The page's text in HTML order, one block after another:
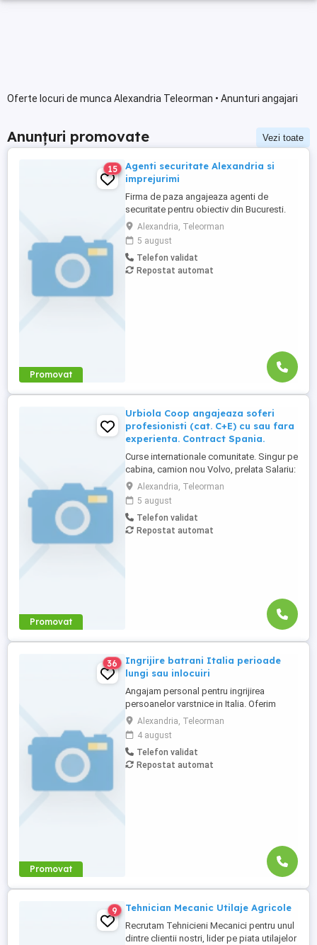
Oferte locuri de munca Alexandria Teleorman • Anunturi angajari
Anunțuri promovate Vezi toate
Promovat
15
Agenti securitate Alexandria si
imprejurimi
Firma de paza angajeaza agenti de
securitate pentru obiectiv din Bucuresti.
Se ofera transport gratuit,program de
lucru in ture (24 48), salarizare 3400 lei net.
Mai multe detalii la telefon 0748199453.
Alexandria, Teleorman
5 august
Telefon validat
Repostat automat
Promovat
Urbiola Coop angajeaza soferi
profesionisti (cat. C+E) cu sau fara
experienta. Contract Spania.
Curse internationale comunitate. Singur pe
cabina, camion nou Volvo, prelata Salariu:
2700 luna net 12.000 km (garantat) Prima
0,06 camion km extra peste 12000 km; +
100 prima la angajare pt. ADR; + 300 prima
pentru 6 luni lucrate; + 300 prima pentru 9
luni lucrate; + 300 prima pentru 12 luni
Alexandria, Teleorman
5 august
Telefon validat
Repostat automat
Promovat
36
Ingrijire batrani Italia perioade
lungi sau inlocuiri
Angajam personal pentru ingrijirea
persoanelor varstnice in Italia. Oferim
stabilitate si sprijin pe toata perioada
contractului. Nu percepem nicio taxa in
Romania sau Italia! Cunostinte medii de
limba italiana! Experienta si recomandarile
constituie avantaj!
Alexandria, Teleorman
4 august
Telefon validat
Repostat automat
9 Tehnician Mecanic Utilaje Agricole
Recrutam Tehnicieni Mecanici pentru unul
dintre clientii nostri, lider pe piata utilajelor